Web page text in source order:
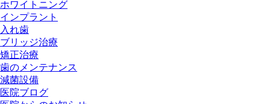
ホワイトニング
インプラント
入れ歯
ブリッジ治療
矯正治療
歯のメンテナンス
減菌設備
医院ブログ